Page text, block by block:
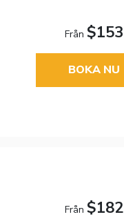
Från$153
BOKA NU
Från$182